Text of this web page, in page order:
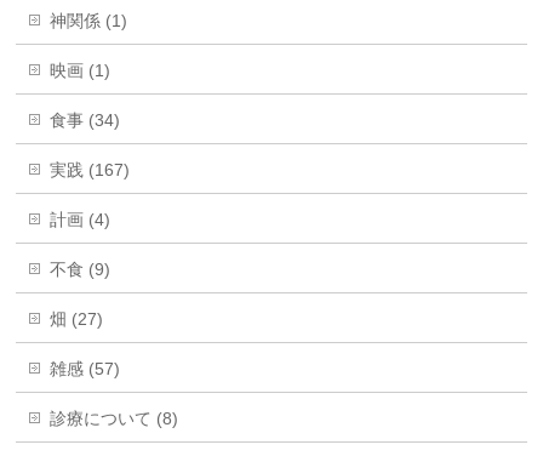
神関係 (1)
映画 (1)
食事 (34)
実践 (167)
計画 (4)
不食 (9)
畑 (27)
雑感 (57)
診療について (8)